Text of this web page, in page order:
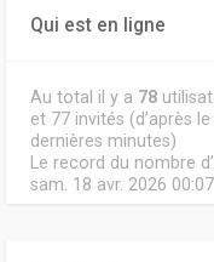
Qui est en ligne
Au total il y a 78
et 77 invités (d’après
dernières minutes)
Le record du nombre
sam. 18 avr. 2026 00:07